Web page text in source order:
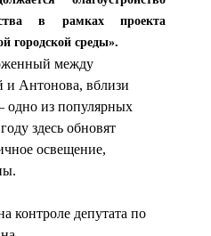
в рамках проекта
городской среды».
между
и Антонова, вблизи
из популярных
здесь обновят
освещение,
контроле депутата по